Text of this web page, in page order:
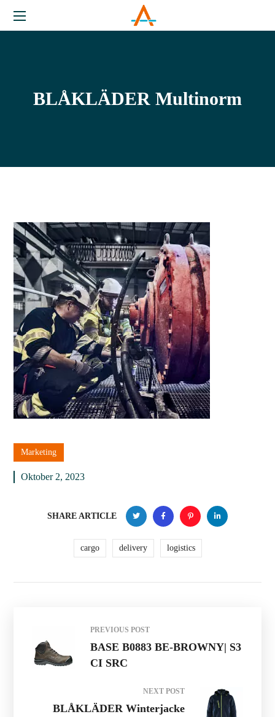
BLÅKLÄDER Multinorm
Marketing
Oktober 2, 2023
SHARE ARTICLE
cargo delivery logistics
PREVIOUS POST
BASE B0883 BE-BROWNY| S3
CI SRC
NEXT POST
BLÅKLÄDER Winterjacke